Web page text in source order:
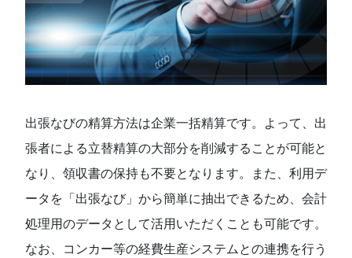
出張なびの精算方法は企業一括精算です。よって、出
張者による立替精算の大部分を削減することが可能と
なり、領収書の保持も不要となります。また、利用デ
ータを「出張なび」から簡単に抽出できるため、会計
処理用のデータとして活用いただくことも可能です。
なお、コンカー等の経費生産システムとの連携を行う